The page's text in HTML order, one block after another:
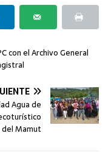
con el Archivo General
Agua de
Mamut